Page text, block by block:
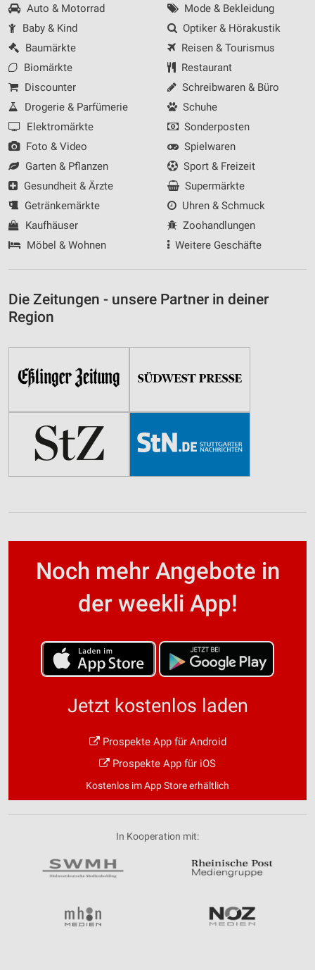
Auto & Motorrad
Baby & Kind
Baumärkte
Biomärkte
Discounter
Drogerie & Parfümerie
Elektromärkte
Foto & Video
Garten & Pflanzen
Gesundheit & Ärzte
Getränkemärkte
Kaufhäuser
Möbel & Wohnen
Mode & Bekleidung
Optiker & Hörakustik
Reisen & Tourismus
Restaurant
Schreibwaren & Büro
Schuhe
Sonderposten
Spielwaren
Sport & Freizeit
Supermärkte
Uhren & Schmuck
Zoohandlungen
Weitere Geschäfte
Die Zeitungen - unsere Partner in deiner
Region
Noch mehr Angebote in
der weekli App!
Jetzt kostenlos laden
Prospekte App für Android
Prospekte App für iOS
Kostenlos im App Store erhältlich
In Kooperation mit: